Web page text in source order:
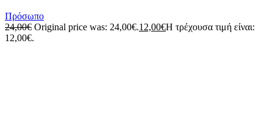
Πρόσωπο
24,00€ Original price was: 24,00€.12,00€Η τρέχουσα τιμή είναι:
12,00€.